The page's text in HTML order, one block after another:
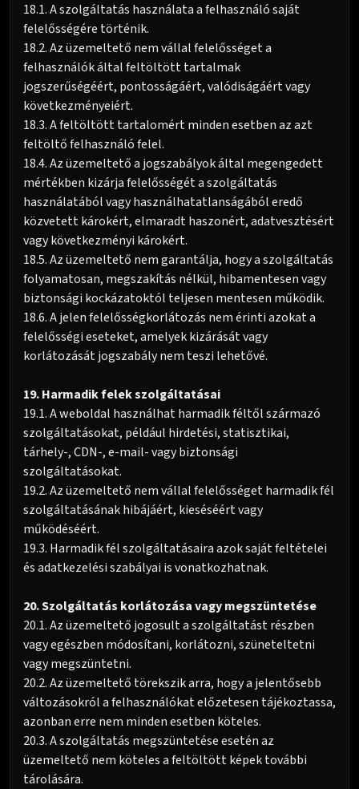
18.1. A szolgáltatás használata a felhasználó saját
felelősségére történik.
18.2. Az üzemeltető nem vállal felelősséget a
felhasználók által feltöltött tartalmak
jogszerűségéért, pontosságáért, valódiságáért vagy
következményeiért.
18.3. A feltöltött tartalomért minden esetben az azt
feltöltő felhasználó felel.
18.4. Az üzemeltető a jogszabályok által megengedett
mértékben kizárja felelősségét a szolgáltatás
használatából vagy használhatatlanságából eredő
közvetett károkért, elmaradt haszonért, adatvesztésért
vagy következményi károkért.
18.5. Az üzemeltető nem garantálja, hogy a szolgáltatás
folyamatosan, megszakítás nélkül, hibamentesen vagy
biztonsági kockázatoktól teljesen mentesen működik.
18.6. A jelen felelősségkorlátozás nem érinti azokat a
felelősségi eseteket, amelyek kizárását vagy
korlátozását jogszabály nem teszi lehetővé.
19. Harmadik felek szolgáltatásai
19.1. A weboldal használhat harmadik féltől származó
szolgáltatásokat, például hirdetési, statisztikai,
tárhely-, CDN-, e-mail- vagy biztonsági
szolgáltatásokat.
19.2. Az üzemeltető nem vállal felelősséget harmadik fél
szolgáltatásának hibájáért, kieséséért vagy
működéséért.
19.3. Harmadik fél szolgáltatásaira azok saját feltételei
és adatkezelési szabályai is vonatkozhatnak.
20. Szolgáltatás korlátozása vagy megszüntetése
20.1. Az üzemeltető jogosult a szolgáltatást részben
vagy egészben módosítani, korlátozni, szüneteltetni
vagy megszüntetni.
20.2. Az üzemeltető törekszik arra, hogy a jelentősebb
változásokról a felhasználókat előzetesen tájékoztassa,
azonban erre nem minden esetben köteles.
20.3. A szolgáltatás megszüntetése esetén az
üzemeltető nem köteles a feltöltött képek további
tárolására.